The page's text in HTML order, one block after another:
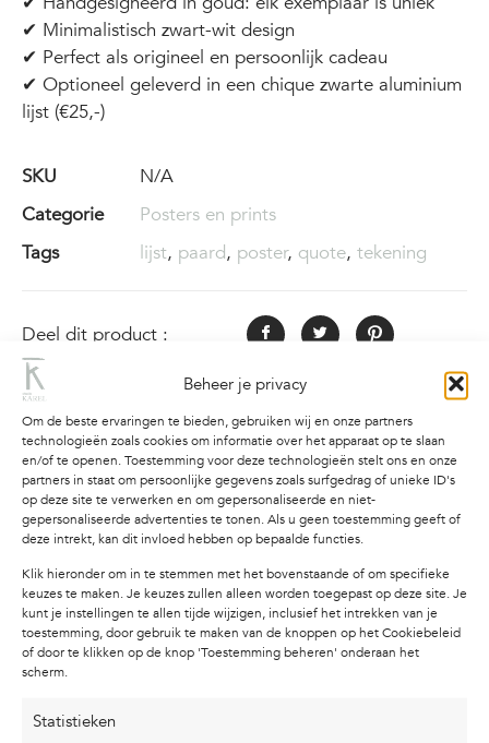
Beheer je privacy
Om de beste ervaringen te bieden, gebruiken wij en onze partners
technologieën zoals cookies om informatie over het apparaat op te slaan
en/of te openen. Toestemming voor deze technologieën stelt ons en onze
partners in staat om persoonlijke gegevens zoals surfgedrag of unieke ID's
op deze site te verwerken en om gepersonaliseerde en niet-
gepersonaliseerde advertenties te tonen. Als u geen toestemming geeft of
deze intrekt, kan dit invloed hebben op bepaalde functies.
Klik hieronder om in te stemmen met het bovenstaande of om specifieke
keuzes te maken. Je keuzes zullen alleen worden toegepast op deze site. Je
kunt je instellingen te allen tijde wijzigen, inclusief het intrekken van je
toestemming, door gebruik te maken van de knoppen op het Cookiebeleid
of door te klikken op de knop 'Toestemming beheren' onderaan het
scherm.
Statistieken
✔ Minimalistisch zwart-wit design
✔ Perfect als origineel en persoonlijk cadeau
✔ Optioneel geleverd in een chique zwarte aluminium
lijst (€25,-)
SKU
N/A
Categorie
Posters en prints
Tags
lijst, paard, poster, quote, tekening
Deel dit product :
Beschrijving Aanvullende informatie
Beschrijving
– handgetekend paard met quote
Geef je interieur een eigen twist met deze unieke
paardenposter met tekstvan Studio Karel. Een
handgetekend paard in zwart-wit, gecombineerd
met de quote